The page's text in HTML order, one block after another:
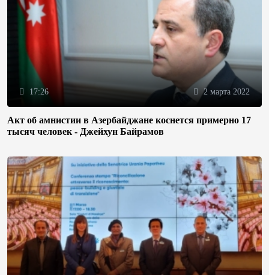
17:26 2 марта 2022
Акт об амнистии в Азербайджане коснется примерно 17
тысяч человек - Джейхун Байрамов